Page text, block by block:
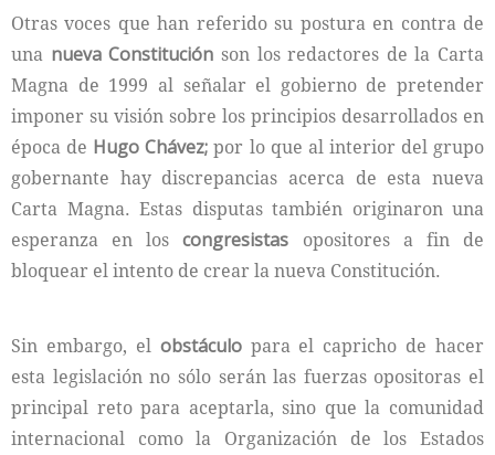
Otras voces que han referido su postura en contra de
una nueva Constitución son los redactores de la Carta
Magna de 1999 al señalar el gobierno de pretender
imponer su visión sobre los principios desarrollados en
época de Hugo Chávez; por lo que al interior del grupo
gobernante hay discrepancias acerca de esta nueva
Carta Magna. Estas disputas también originaron una
esperanza en loscongresistas opositores a fin de
bloquear el intento de crear la nueva Constitución.
Sin embargo, el obstáculopara el capricho de hacer
esta legislación no sólo serán las fuerzas opositoras el
principal reto para aceptarla, sino que la comunidad
internacional como la Organización de los Estados